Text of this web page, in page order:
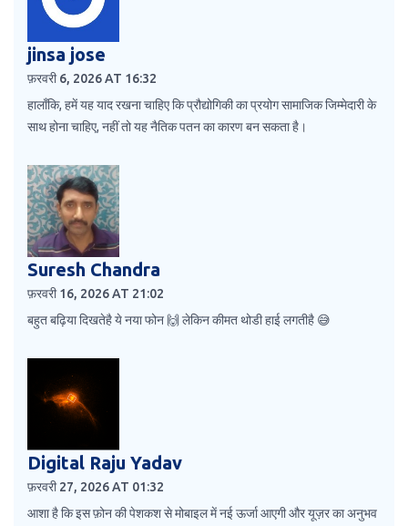
jinsa jose
फ़रवरी 6, 2026 AT 16:32
हालाँकि, हमें यह याद रखना चाहिए कि प्रौद्योगिकी का प्रयोग सामाजिक जिम्मेदारी के
साथ होना चाहिए, नहीं तो यह नैतिक पतन का कारण बन सकता है।
Suresh Chandra
फ़रवरी 16, 2026 AT 21:02
बहुत बढ़िया दिखतेहै ये नया फोन 🙌 लेकिन कीमत थोडी हाई लगतीहै 😅
Digital Raju Yadav
फ़रवरी 27, 2026 AT 01:32
आशा है कि इस फ़ोन की पेशकश से मोबाइल में नई ऊर्जा आएगी और यूज़र का अनुभव